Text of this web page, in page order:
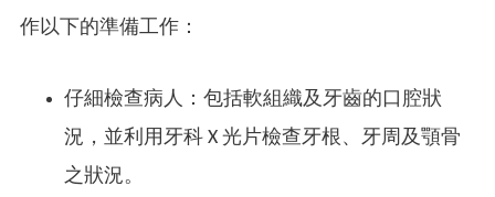
作以下的準備工作：
仔細檢查病人：包括軟組織及牙齒的口腔狀
況，並利用牙科 X 光片檢查牙根、牙周及顎骨
之狀況。